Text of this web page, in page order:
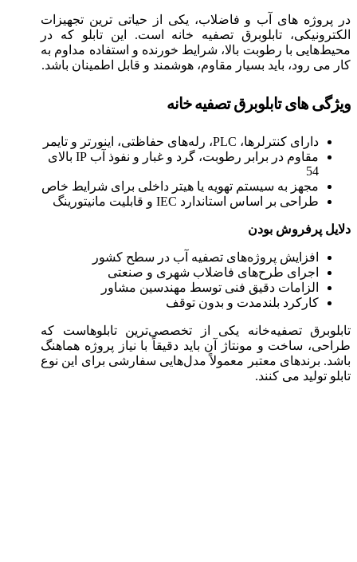
در پروژه‌ های آب و فاضلاب، یکی از حیاتی‌ ترین تجهیزات
الکترونیکی، تابلوبرق تصفیه‌ خانه است. این تابلو که در
محیط‌هایی با رطوبت بالا، شرایط خورنده و استفاده مداوم به
کار می‌ رود، باید بسیار مقاوم، هوشمند و قابل اطمینان باشد.
ویژگی‌ های تابلوبرق تصفیه‌ خانه
دارای کنترلرها، PLC، رله‌های حفاظتی، اینورتر و تایمر
مقاوم در برابر رطوبت، گرد و غبار و نفوذ آب IP بالای
54
مجهز به سیستم تهویه یا هیتر داخلی برای شرایط خاص
طراحی بر اساس استاندارد IEC و قابلیت مانیتورینگ
دلایل پرفروش بودن
افزایش پروژه‌های تصفیه آب در سطح کشور
اجرای طرح‌های فاضلاب شهری و صنعتی
الزامات دقیق فنی توسط مهندسین مشاور
کارکرد بلندمدت و بدون توقف
تابلوبرق تصفیه‌خانه یکی از تخصصی‌ترین تابلوهاست که
طراحی، ساخت و مونتاژ آن باید دقیقاً با نیاز پروژه هماهنگ
باشد. برندهای معتبر معمولاً مدل‌هایی سفارشی برای این نوع
تابلو تولید می‌ کنند.